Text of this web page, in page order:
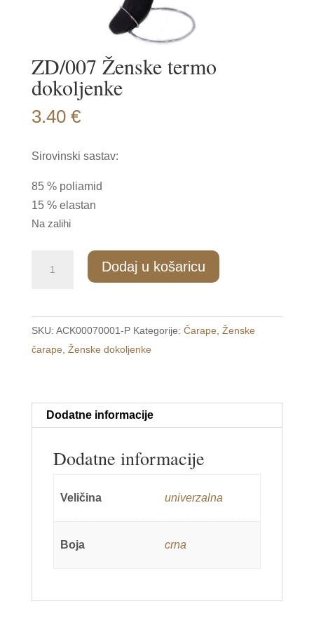
ZD/007 Ženske termo
dokoljenke
3.40 €
Sirovinski sastav:
85 % poliamid
15 % elastan
Na zalihi
dokoljenke
količina
Dodaj u košaricu
SKU: ACK00070001-P Kategorije: Čarape Ženske
čarape Ženske dokoljenke
Dodatne informacije
Dodatne informacije
Veličina univerzalna
Boja crna